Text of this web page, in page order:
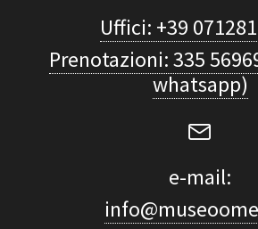
Uffici: +39
Prenotazioni: 335
whatsapp)
e-mail: